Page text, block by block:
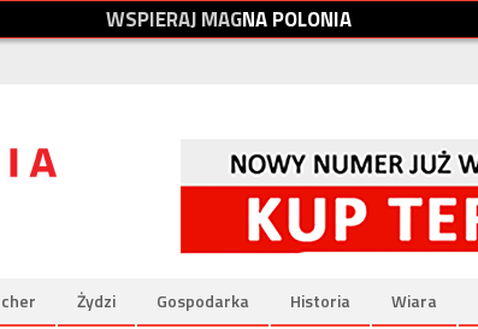
WSPIERAJMAGNAPOLONIA
Żydzi Gospodarka Historia Wiara